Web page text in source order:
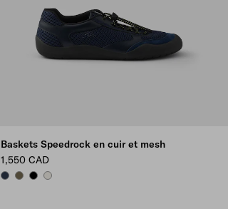
Baskets Speedrock en cuir et mesh
1,550 CAD
NAVYFOREST GREEN
BLACKCHALK WHITE